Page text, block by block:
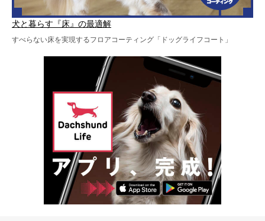
犬と暮らす『床』の最適解
すべらない床を実現するフロアコーティング「ドッグライフコート」